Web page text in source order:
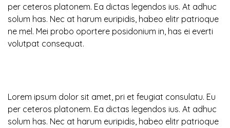
per ceteros platonem. Ea dictas legendos ius. At adhuc
solum has. Nec at harum euripidis, habeo elitr patrioque
ne mel. Mei probo oportere posidonium in, has ei everti
volutpat consequat.
Lorem ipsum dolor sit amet, pri et feugiat consulatu. Eu
per ceteros platonem. Ea dictas legendos ius. At adhuc
solum has. Nec at harum euripidis, habeo elitr patrioque